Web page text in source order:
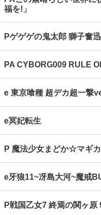
福を!」
Pゲゲゲの鬼太郎 獅子奮
PA CYBORG009 RULE
e 東京喰種 超デカ超一撃
e冥妃転生
P 魔法少女まどか☆マギ
e牙狼11~冴島大河~魔戒
P戦国乙女7 終焉の関ヶ原